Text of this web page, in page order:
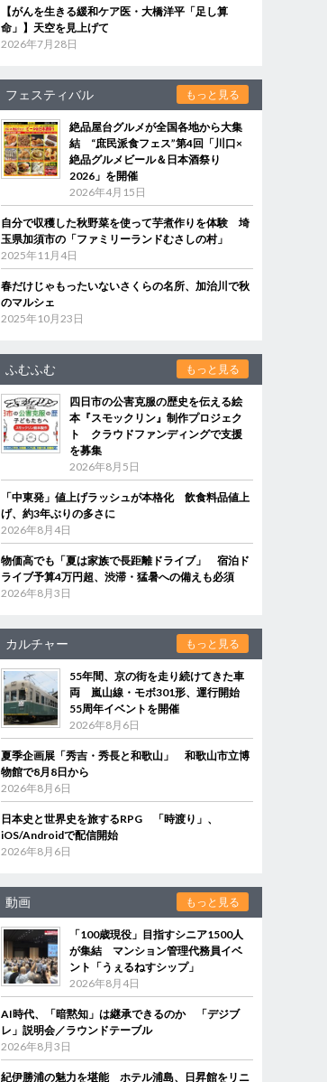
【がんを生きる緩和ケア医・大橋洋平「足し算
命」】天空を見上げて
2026年7月28日
フェスティバル もっと見る
絶品屋台グルメが全国各地から大集
結 “庶民派食フェス”第4回「川口×
絶品グルメビール＆日本酒祭り
2026」を開催
2026年4月15日
自分で収穫した秋野菜を使って芋煮作りを体験 埼
玉県加須市の「ファミリーランドむさしの村」
2025年11月4日
春だけじゃもったいないさくらの名所、加治川で秋
のマルシェ
2025年10月23日
ふむふむ もっと見る
四日市の公害克服の歴史を伝える絵
本『スモックリン』制作プロジェク
ト クラウドファンディングで支援
を募集
2026年8月5日
「中東発」値上げラッシュが本格化 飲食料品値上
げ、約3年ぶりの多さに
2026年8月4日
物価高でも「夏は家族で長距離ドライブ」 宿泊ド
ライブ予算4万円超、渋滞・猛暑への備えも必須
2026年8月3日
カルチャー もっと見る
55年間、京の街を走り続けてきた車
両 嵐山線・モボ301形、運行開始
55周年イベントを開催
2026年8月6日
夏季企画展「秀吉・秀長と和歌山」 和歌山市立博
物館で8月8日から
2026年8月6日
日本史と世界史を旅するRPG 「時渡り」、
iOS/Androidで配信開始
2026年8月6日
動画 もっと見る
「100歳現役」目指すシニア1500人
が集結 マンション管理代務員イベ
ント「うぇるねすシップ」
2026年8月4日
AI時代、「暗黙知」は継承できるのか 「デジブ
レ」説明会／ラウンドテーブル
2026年8月3日
紀伊勝浦の魅力を堪能 ホテル浦島、日昇館をリニ